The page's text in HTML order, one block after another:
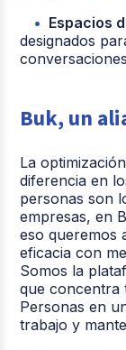
Espacios
designados
Buk, un
La
diferencia en
personas son
empresas, en
eso queremos
eficacia con
Somos la
que concentra
Personas en
trabajo y